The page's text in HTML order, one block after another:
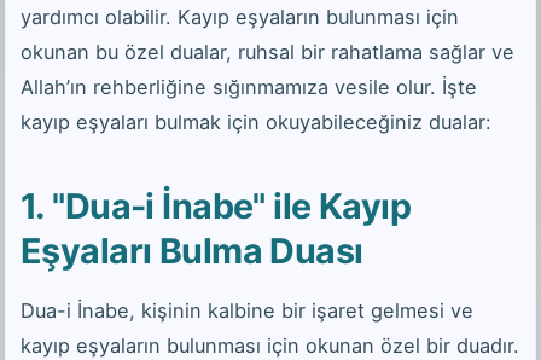
yardımcı olabilir. Kayıp eşyaların bulunması için
okunan bu özel dualar, ruhsal bir rahatlama sağlar ve
Allah’ın rehberliğine sığınmamıza vesile olur. İşte
kayıp eşyaları bulmak için okuyabileceğiniz dualar:
1. "Dua-i İnabe" ile Kayıp
Eşyaları Bulma Duası
Dua-i İnabe, kişinin kalbine bir işaret gelmesi ve
kayıp eşyaların bulunması için okunan özel bir duadır.